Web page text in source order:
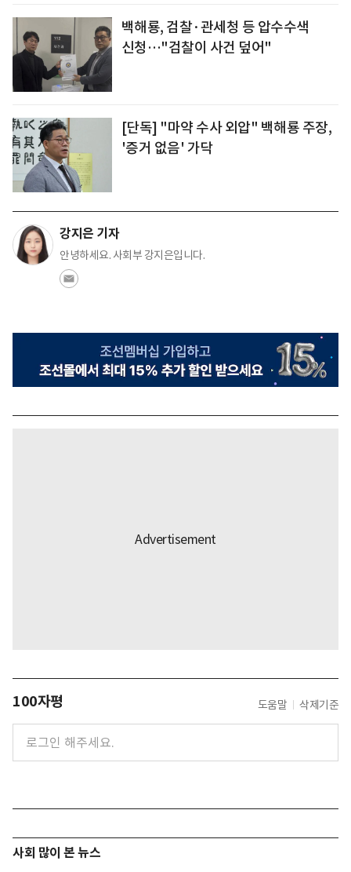
백해룡, 검찰·관세청 등 압수수색
신청…"검찰이 사건 덮어"
[단독] "마약 수사 외압" 백해룡 주장,
'증거 없음' 가닥
강지은 기자
안녕하세요. 사회부 강지은입니다.
100자평 도움말 삭제기준
사회 많이 본 뉴스